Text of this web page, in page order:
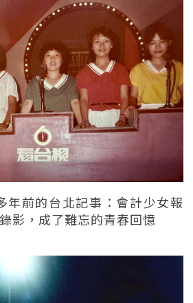
年前的台北記事：會計少女報
影，成了難忘的青春回憶